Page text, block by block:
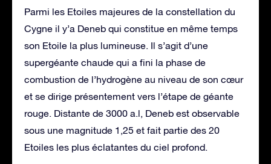
Parmi les Etoiles majeures de la constellation du
Cygne il y’a Deneb qui constitue en même temps
son Etoile la plus lumineuse. Il s’agit d’une
supergéante chaude qui a fini la phase de
combustion de l’hydrogène au niveau de son cœur
et se dirige présentement vers l’étape de géante
rouge. Distante de 3000 a.l, Deneb est observable
sous une magnitude 1,25 et fait partie des 20
Etoiles les plus éclatantes du ciel profond.